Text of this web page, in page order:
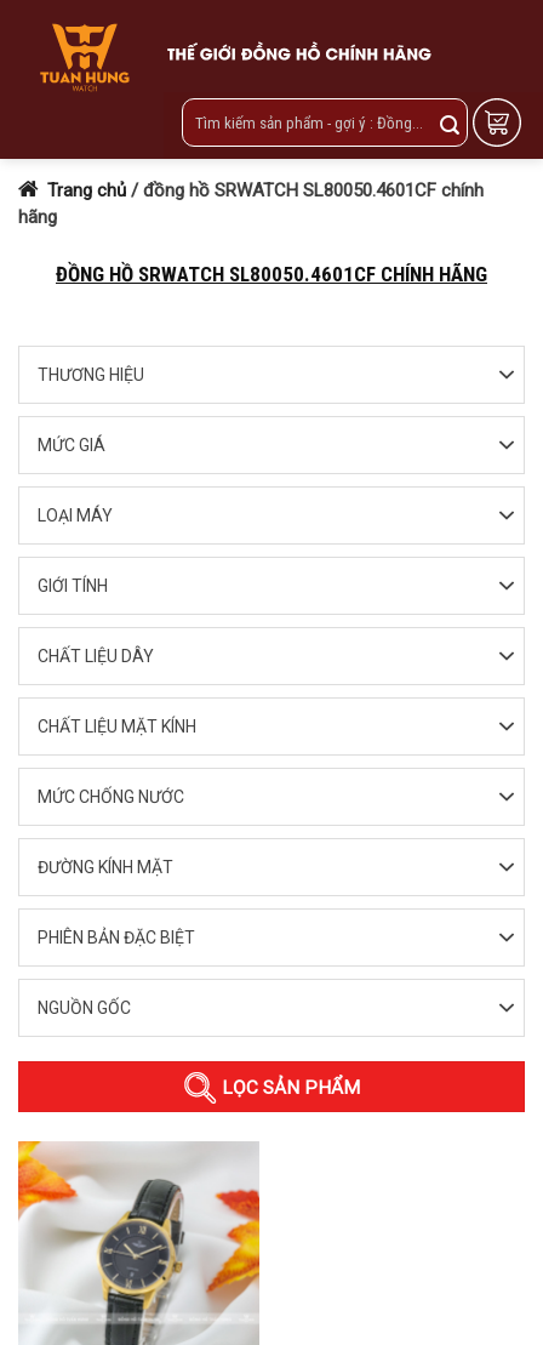
content
Trang chủ /đồng hồ SRWATCH SL80050.4601CF chính
hãng
ĐỒNG HỒ SRWATCH SL80050.4601CF CHÍNH HÃNG
THƯƠNG HIỆU
MỨC GIÁ
LOẠI MÁY
GIỚI TÍNH
CHẤT LIỆU DÂY
CHẤT LIỆU MẶT KÍNH
MỨC CHỐNG NƯỚC
ĐƯỜNG KÍNH MẶT
PHIÊN BẢN ĐẶC BIỆT
NGUỒN GỐC
LỌC SẢN PHẨM